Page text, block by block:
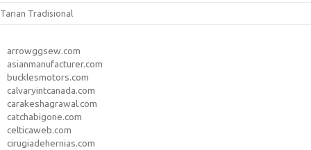
Tarian Tradisional
arrowggsew.com
asianmanufacturer.com
bucklesmotors.com
calvaryintcanada.com
carakeshagrawal.com
catchabigone.com
celticaweb.com
cirugiadehernias.com